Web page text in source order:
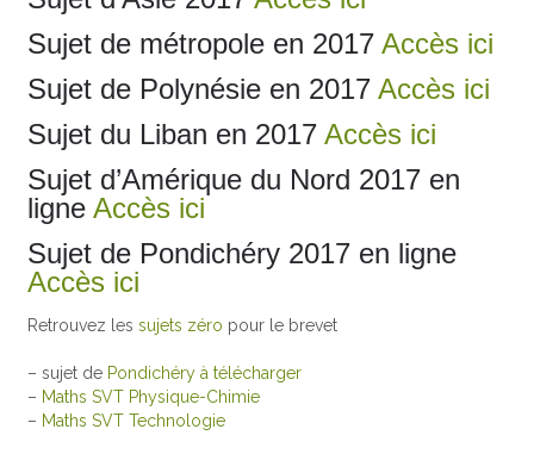
Sujet de métropole en 2017Accès ici
Sujet de Polynésie en 2017Accès ici
Sujet du Liban en 2017Accès ici
Sujet d’Amérique du Nord 2017 en
ligneAccès ici
Sujet de Pondichéry 2017 en ligne
Accès ici
Retrouvez lessujets zéro pour le brevet
– sujet de Pondichéry à télécharger
– Maths SVT Physique-Chimie
– Maths SVT Technologie